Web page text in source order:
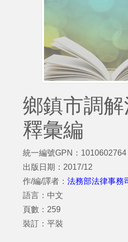
鄉鎮市調
釋彙編
統一編號GPN：1010602764
出版日期：2017/12
作/編/譯者： 法務部法律事務
語言：中文
頁數：259
裝訂：平裝